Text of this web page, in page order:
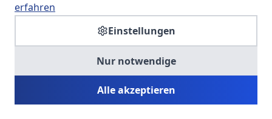
SOMA HR KONSULT UG
Personalberatung & Executive Search
erfahren
Einstellungen
Nur notwendige
Alle akzeptieren